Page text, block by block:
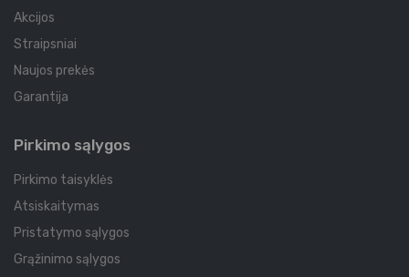
Akcijos
Straipsniai
Naujos prekės
Garantija
Pirkimo sąlygos
Pirkimo taisyklės
Atsiskaitymas
Pristatymo sąlygos
Grąžinimo sąlygos